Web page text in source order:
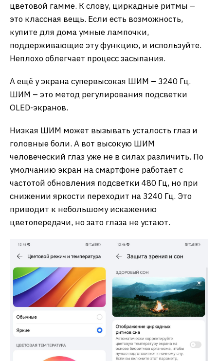
цветовой гамме. К слову, циркадные ритмы –
это классная вещь. Если есть возможность,
купите для дома умные лампочки,
поддерживающие эту функцию, и используйте.
Неплохо облегчает процесс засыпания.
А ещё у экрана супервысокая ШИМ – 3240 Гц.
ШИМ – это метод регулирования подсветки
OLED-экранов.
Низкая ШИМ может вызывать усталость глаз и
головные боли. А вот высокую ШИМ
человеческий глаз уже не в силах различить. По
умолчанию экран на смартфоне работает с
частотой обновления подсветки 480 Гц, но при
снижении яркости переходит на 3240 Гц. Это
приводит к небольшому искажению
цветопередачи, но зато глаза не устают.